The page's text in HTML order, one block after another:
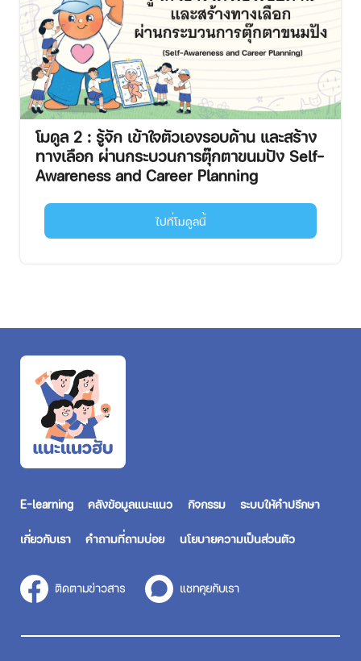
โมดูล 2 : รู้จัก เข้าใจตัวเองรอบด้าน และสร้าง
ทางเลือก ผ่านกระบวนการตุ๊กตาขนมปัง Self-
Awareness and Career Planning
ไปที่โมดูลนี้
E-learning คลังข้อมูลแนะแนว กิจกรรม ระบบให้คำปรึกษา
เกี่ยวกับเรา คำถามที่ถามบ่อย นโยบายความเป็นส่วนตัว
ติดตามข่าวสาร แชทคุยกับเรา